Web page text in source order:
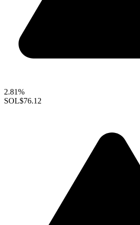
2.81%
SOL$76.12